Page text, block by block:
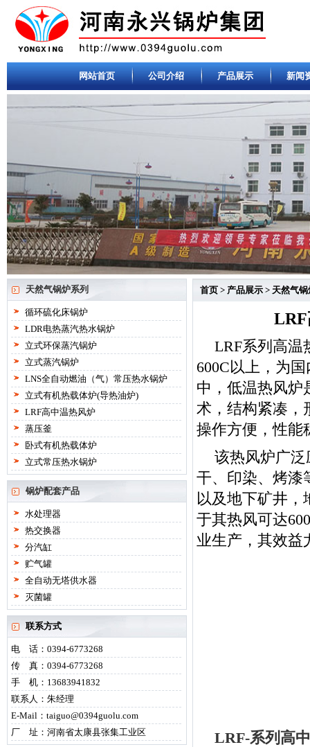
网站首页 公司介绍 产品展示 新闻
首页 > 产品展示 > 天然气
LRF
LRF系列高温
600C以上，为
中，低温热风炉
术，结构紧凑，
操作方便，性能
该热风炉广
干、印染、烤漆
以及地下矿井，
于其热风可达
业生产，其效益
LRF-系列高
天然气锅炉系列
循环硫化床锅炉
LDR电热蒸汽热水锅炉
立式环保蒸汽锅炉
立式蒸汽锅炉
LNS全自动燃油（气）常压热水锅炉
立式有机热载体炉(导热油炉)
LRF高中温热风炉
蒸压釜
卧式有机热载体炉
立式常压热水锅炉
锅炉配套产品
水处理器
热交换器
分汽缸
贮气罐
全自动无塔供水器
灭菌罐
联系方式
电 话：0394-6773268
传 真：0394-6773268
手 机：13683941832
联系人：朱经理
E-Mail：taiguo@0394guolu.com
厂 址：河南省太康县张集工业区